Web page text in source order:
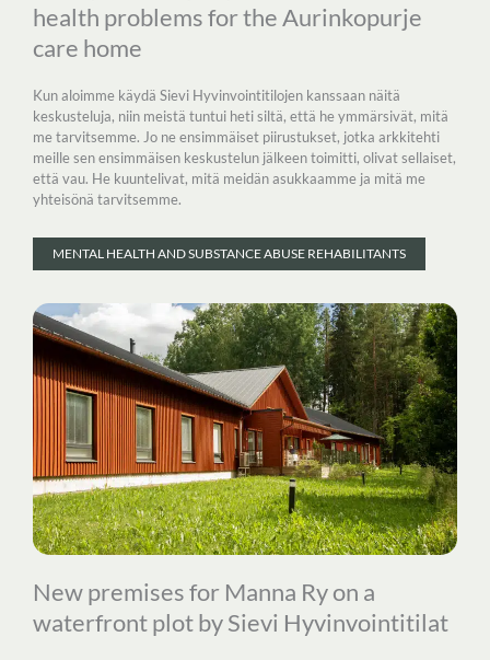
health problems for the Aurinkopurje
care home
Kun aloimme käydä Sievi Hyvinvointitilojen kanssaan näitä
keskusteluja, niin meistä tuntui heti siltä, että he ymmärsivät, mitä
me tarvitsemme. Jo ne ensimmäiset piirustukset, jotka arkkitehti
meille sen ensimmäisen keskustelun jälkeen toimitti, olivat sellaiset,
että vau. He kuuntelivat, mitä meidän asukkaamme ja mitä me
yhteisönä tarvitsemme.
MENTAL HEALTH AND SUBSTANCE ABUSE REHABILITANTS
New premises for Manna Ry on a
waterfront plot by Sievi Hyvinvointitilat